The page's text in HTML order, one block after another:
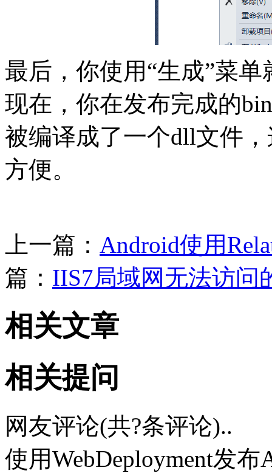
最后，你使用“生成”菜
现在，你在发布完成的
被编译成了一个dll文件
方便。
上一篇： Android使用
篇： IIS7局域网无法访问
相关文章
相关提问
网友评论(共?条评论)..
使用WebDeployment发布